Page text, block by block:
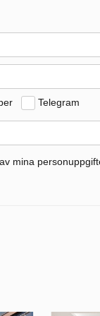
Telegram
mina